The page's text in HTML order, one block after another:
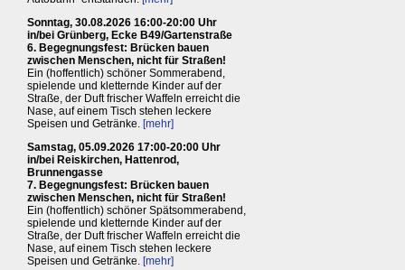
Sonntag, 30.08.2026 16:00-20:00 Uhr
in/bei Grünberg, Ecke B49/Gartenstraße
6. Begegnungsfest: Brücken bauen
zwischen Menschen, nicht für Straßen!
Ein (hoffentlich) schöner Sommerabend,
spielende und kletternde Kinder auf der
Straße, der Duft frischer Waffeln erreicht die
Nase, auf einem Tisch stehen leckere
Speisen und Getränke. [mehr]
Samstag, 05.09.2026 17:00-20:00 Uhr
in/bei Reiskirchen, Hattenrod,
Brunnengasse
7. Begegnungsfest: Brücken bauen
zwischen Menschen, nicht für Straßen!
Ein (hoffentlich) schöner Spätsommerabend,
spielende und kletternde Kinder auf der
Straße, der Duft frischer Waffeln erreicht die
Nase, auf einem Tisch stehen leckere
Speisen und Getränke. [mehr]